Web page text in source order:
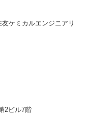
ケミカルエンジニアリ
2ビル7階